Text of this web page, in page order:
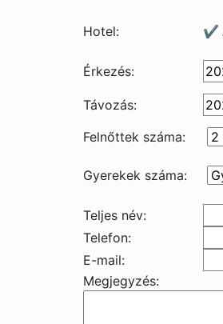
Hotel: ✔️
Érkezés:
Távozás:
Felnőttek száma:
Gyerekek száma:
Teljes név:
Telefon:
E-mail:
Megjegyzés: